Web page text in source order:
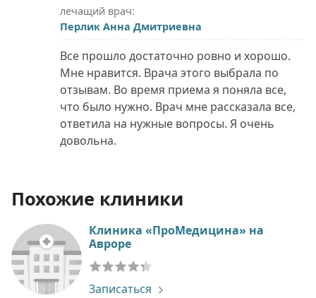
лечащий врач:
Перлик Анна Дмитриевна
Все прошло достаточно ровно и хорошо.
Мне нравится. Врача этого выбрала по
отзывам. Во время приема я поняла все,
что было нужно. Врач мне рассказала все,
ответила на нужные вопросы. Я очень
довольна.
Похожие клиники
Клиника «ПроМедицина» на
Авроре
Записаться